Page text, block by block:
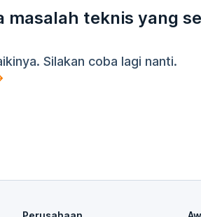
masalah teknis yang
Silakan coba lagi nanti.